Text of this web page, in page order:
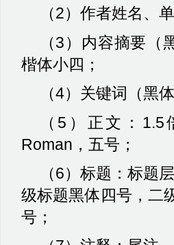
（2）作者姓名、
（3）内容摘要（
楷体小四；
（4）关键词（黑
（ 5 ）正文： 1.5
Roman ，五号；
（6）标题：标题
级标题黑体四号，二
号；